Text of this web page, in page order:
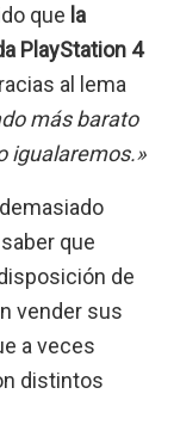
que la
PlayStation 4
al lema
más barato
igualaremos.»
que
de
vender sus
a veces
distintos